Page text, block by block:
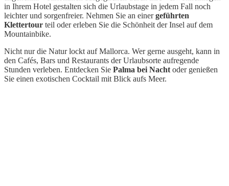
in Ihrem Hotel gestalten sich die Urlaubstage in jedem Fall noch
leichter und sorgenfreier. Nehmen Sie an einergeführten
Klettertour teil oder erleben Sie die Schönheit der Insel auf dem
Mountainbike.
Nicht nur die Natur lockt auf Mallorca. Wer gerne ausgeht, kann in
den Cafés, Bars und Restaurants der Urlaubsorte aufregende
Stunden verleben. Entdecken Sie Palma bei Nacht oder genießen
Sie einen exotischen Cocktail mit Blick aufs Meer.